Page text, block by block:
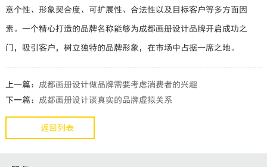
意个性、形象契合度、可扩展性、合法性以及目标客户等多方面因
素。一个精心打造的品牌名称能够为成都画册设计品牌开启成功之
门，吸引客户，树立独特的品牌形象，在市场中占据一席之地。
上一篇： 成都画册设计做品牌需要考虑消费者的兴趣
下一篇： 成都画册设计谈真实的品牌虚拟关系
返回列表